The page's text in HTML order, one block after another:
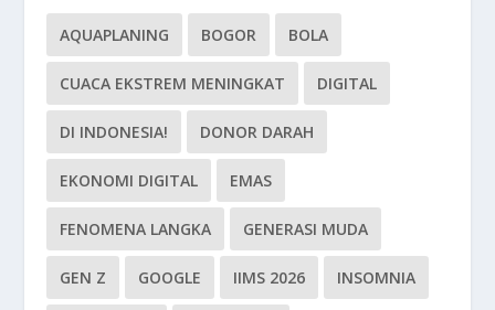
AQUAPLANING BOGOR BOLA
CUACA EKSTREM MENINGKAT DIGITAL
DI INDONESIA! DONOR DARAH
EKONOMI DIGITAL EMAS
FENOMENA LANGKA GENERASI MUDA
GEN Z GOOGLE IIMS 2026 INSOMNIA